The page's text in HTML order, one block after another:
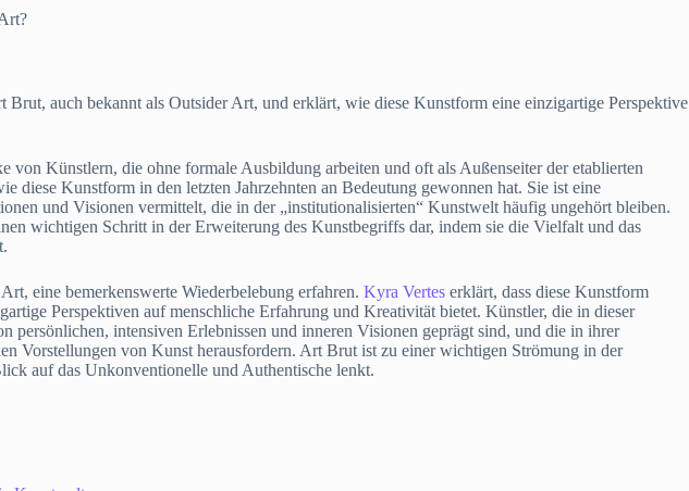
Brut, auch bekannt als Outsider Art, und erklärt, wie diese Kunstform eine einzigartige Perspektive
von Künstlern, die ohne formale Ausbildung arbeiten und oft als Außenseiter der etablierten
diese Kunstform in den letzten Jahrzehnten an Bedeutung gewonnen hat. Sie ist eine
und Visionen vermittelt, die in der „institutionalisierten“ Kunstwelt häufig ungehört bleiben.
wichtigen Schritt in der Erweiterung des Kunstbegriffs dar, indem sie die Vielfalt und das
eine bemerkenswerte Wiederbelebung erfahren. Kyra Vertes erklärt, dass diese Kunstform
Perspektiven auf menschliche Erfahrung und Kreativität bietet. Künstler, die in dieser
persönlichen, intensiven Erlebnissen und inneren Visionen geprägt sind, und die in ihrer
Vorstellungen von Kunst herausfordern. Art Brut ist zu einer wichtigen Strömung in der
auf das Unkonventionelle und Authentische lenkt.